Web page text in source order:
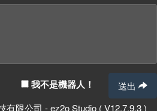
我不是機器人！
送出
有限公司 - ez2o Studio ( V12.7.9.3 )